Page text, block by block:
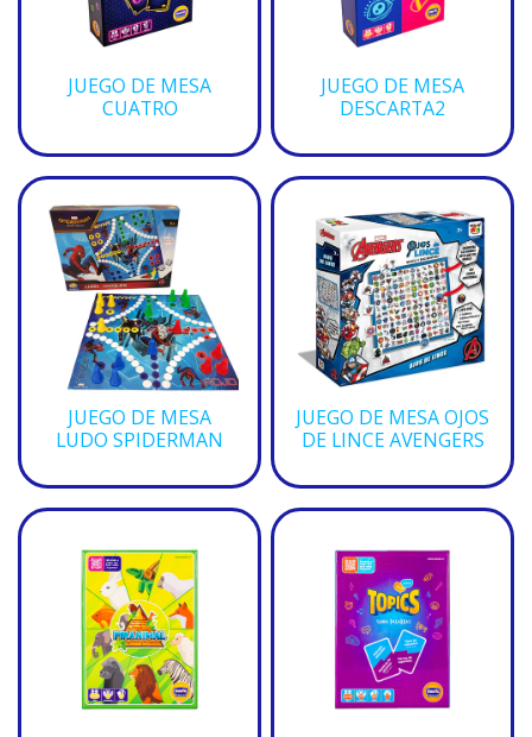
JUEGO DE MESA
CUATRO
JUEGO DE MESA
DESCARTA2
JUEGO DE MESA
LUDO SPIDERMAN
JUEGO DE MESA OJOS
DE LINCE AVENGERS